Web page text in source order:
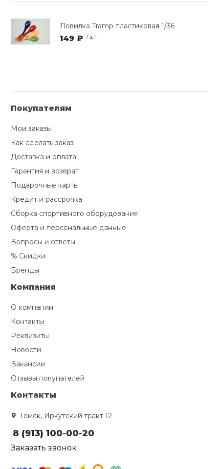
Ловилка Tramp пластиковая 1/36
149 ₽ / шт.
Покупателям
Мои заказы
Как сделать заказ
Доставка и оплата
Гарантия и возврат
Подарочные карты
Кредит и рассрочка
Сборка спортивного оборудования
Оферта и персональные данные
Вопросы и ответы
% Скидки
Бренды
Компания
О компании
Контакты
Реквизиты
Новости
Вакансии
Отзывы покупателей
Контакты
Томск, Иркутский тракт 12
8 (913) 100-00-20
Заказать звонок